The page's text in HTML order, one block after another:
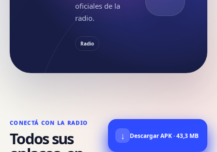
oficiales de la
radio.
Radio
CONECTÁ CON LA RADIO
Todos sus ↓ Descargar APK · 43,3 MB